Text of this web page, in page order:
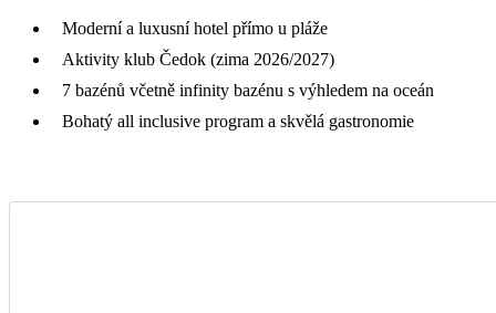
Moderní a luxusní hotel přímo u pláže
Aktivity klub Čedok (zima 2026/2027)
7 bazénů včetně infinity bazénu s výhledem na oceán
Bohatý all inclusive program a skvělá gastronomie